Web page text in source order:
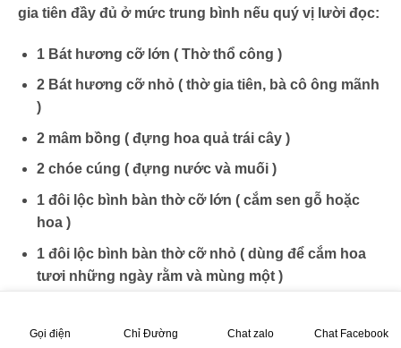
Gọi điện Chỉ Đường Chat zalo Chat Facebook
gia tiên đầy đủ ở mức trung bình nếu quý vị lười đọc:
1 Bát hương cỡ lớn ( Thờ thổ công )
2 Bát hương cỡ nhỏ ( thờ gia tiên, bà cô ông mãnh
)
2 mâm bồng ( đựng hoa quả trái cây )
2 chóe cúng ( đựng nước và muối )
1 đôi lộc bình bàn thờ cỡ lớn ( cắm sen gỗ hoặc
hoa )
1 đôi lộc bình bàn thờ cỡ nhỏ ( dùng để cắm hoa
tươi những ngày rằm và mùng một )
1 ống hương ( có thể là 2 ống nếu bàn thờ to )